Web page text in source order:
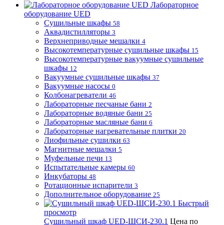
Лабораторное
оборудование UED
Сушильные шкафы 58
Аквадистилляторы 3
Верхнеприводные мешалки 4
Высокотемпературные сушильные шкафы 15
Высокотемпературные вакуумные сушильные
шкафы 12
Вакуумные сушильные шкафы 37
Вакуумные насосы 0
Колбонагреватели 46
Лабораторные песчаные бани 2
Лабораторные водяные бани 25
Лабораторные масляные бани 6
Лабораторные нагревательные плитки 20
Лиофильные сушилки 63
Магнитные мешалки 5
Муфельные печи 13
Испытательные камеры 60
Инкубаторы 48
Ротационные испарители 3
Дополнительное оборудование 25
Быстрый
просмотр
Сушильный шкаф UED-ШСИ-230.1 Цена по